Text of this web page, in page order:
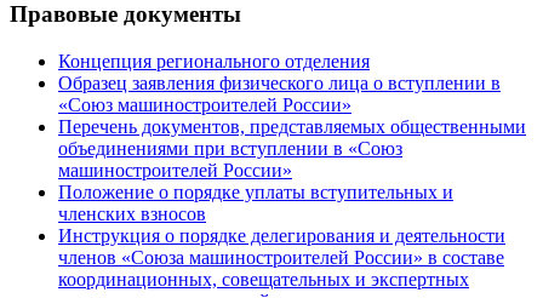
Правовые документы
Концепция регионального отделения
Образец заявления физического лица о вступлении в
«Союз машиностроителей России»
Перечень документов, представляемых общественными
объединениями при вступлении в «Союз
машиностроителей России»
Положение о порядке уплаты вступительных и
членских взносов
Инструкция о порядке делегирования и деятельности
членов «Союза машиностроителей России» в составе
координационных, совещательных и экспертных